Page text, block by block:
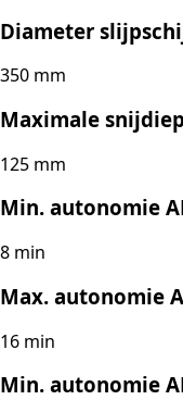
Diameter
350 mm
Maximale
125 mm
Min. autonomie
8 min
Max. autonomie
16 min
Min. autonomie